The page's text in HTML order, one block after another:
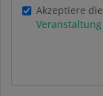
Akzeptiere die
Veranstaltung